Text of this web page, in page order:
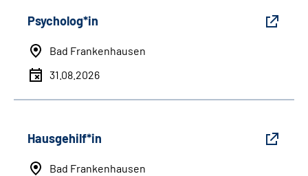
Psycholog*in
Bad Frankenhausen
31.08.2026
Hausgehilf*in
Bad Frankenhausen